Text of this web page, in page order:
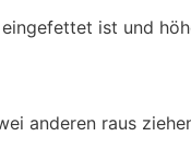
ist und
anderen raus